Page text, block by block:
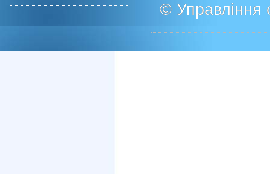
© Управління